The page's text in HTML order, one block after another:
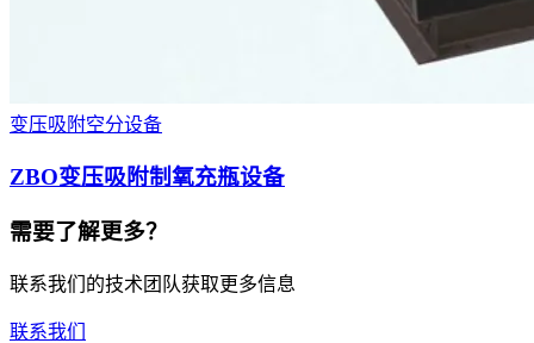
变压吸附空分设备
ZBO变压吸附制氧充瓶设备
需要了解更多？
联系我们的技术团队获取更多信息
联系我们